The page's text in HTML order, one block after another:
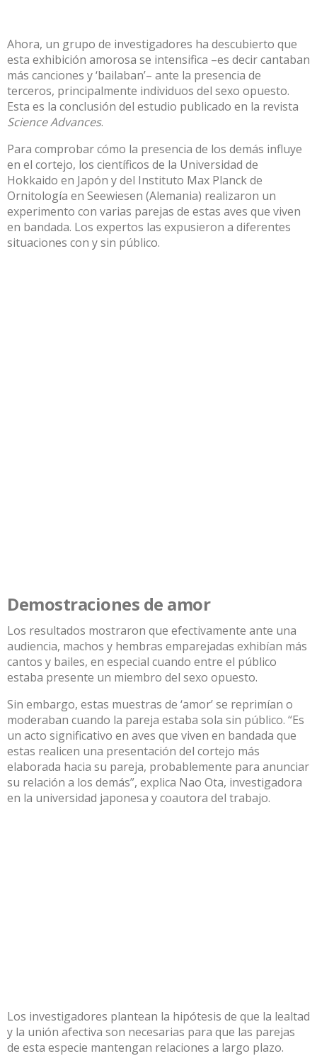
Ahora, un grupo de investigadores ha descubierto que
esta exhibición amorosa se intensifica –es decir cantaban
más canciones y ‘bailaban’– ante la presencia de
terceros, principalmente individuos del sexo opuesto.
Esta es la conclusión del estudio publicado en la revista
Science Advances.
Para comprobar cómo la presencia de los demás influye
en el cortejo, los científicos de la Universidad de
Hokkaido en Japón y del Instituto Max Planck de
Ornitología en Seewiesen (Alemania) realizaron un
experimento con varias parejas de estas aves que viven
en bandada. Los expertos las expusieron a diferentes
situaciones con y sin público.
Demostraciones de amor
Los resultados mostraron que efectivamente ante una
audiencia, machos y hembras emparejadas exhibían más
cantos y bailes, en especial cuando entre el público
estaba presente un miembro del sexo opuesto.
Sin embargo, estas muestras de ‘amor’ se reprimían o
moderaban cuando la pareja estaba sola sin público. “Es
un acto significativo en aves que viven en bandada que
estas realicen una presentación del cortejo más
elaborada hacia su pareja, probablemente para anunciar
su relación a los demás”, explica Nao Ota, investigadora
en la universidad japonesa y coautora del trabajo.
Los investigadores plantean la hipótesis de que la lealtad
y la unión afectiva son necesarias para que las parejas
de esta especie mantengan relaciones a largo plazo.